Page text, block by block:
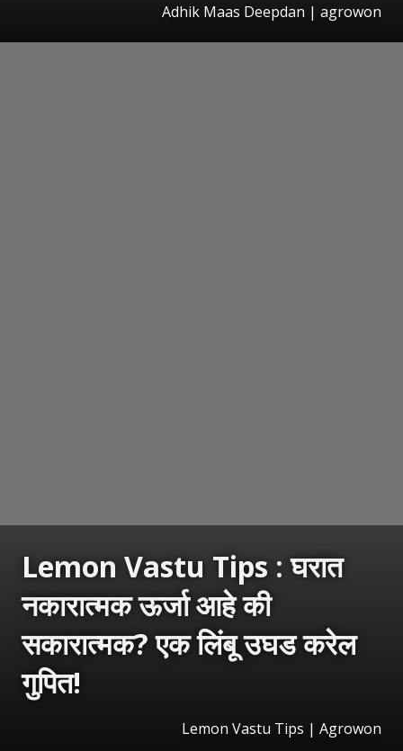
Adhik Maas Deepdan | agrowon
Lemon Vastu Tips : घरात
नकारात्मक ऊर्जा आहे की
सकारात्मक? एक लिंबू उघड करेल
गुपित!
Lemon Vastu Tips | Agrowon